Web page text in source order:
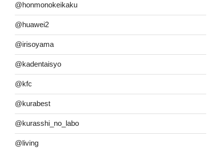
@honmonokeikaku
@huawei2
@irisoyama
@kadentaisyo
@kfc
@kurabest
@kurasshi_no_labo
@living